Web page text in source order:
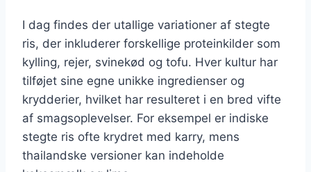
I dag findes der utallige variationer af stegte
ris, der inkluderer forskellige proteinkilder som
kylling, rejer, svinekød og tofu. Hver kultur har
tilføjet sine egne unikke ingredienser og
krydderier, hvilket har resulteret i en bred vifte
af smagsoplevelser. For eksempel er indiske
stegte ris ofte krydret med karry, mens
thailandske versioner kan indeholde